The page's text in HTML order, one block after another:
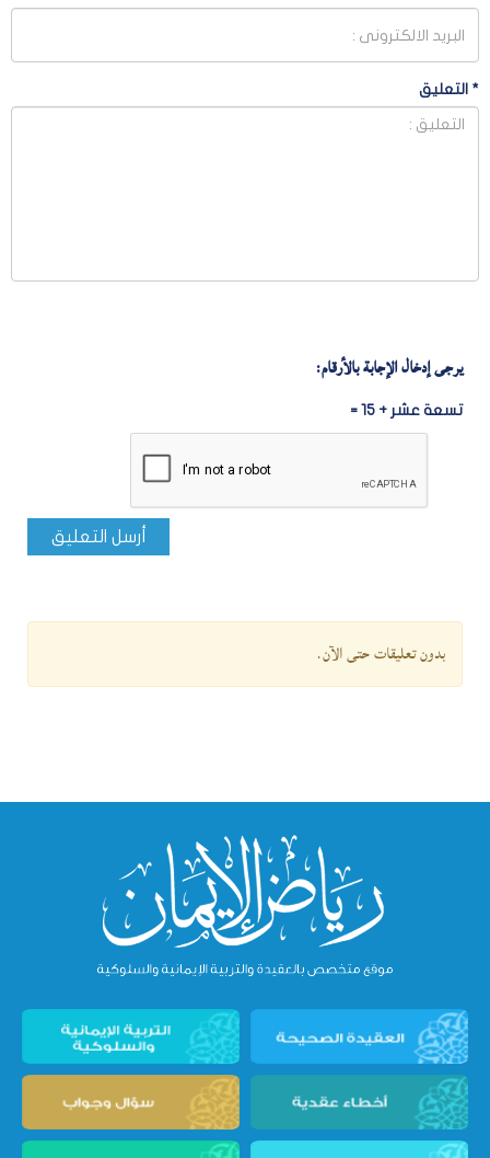
* التعليق
يرجى إدخال الإجابة بالأرقام:
تسعة عشر + 15 =
أرسل التعليق
بدون تعليقات حتى الآن.